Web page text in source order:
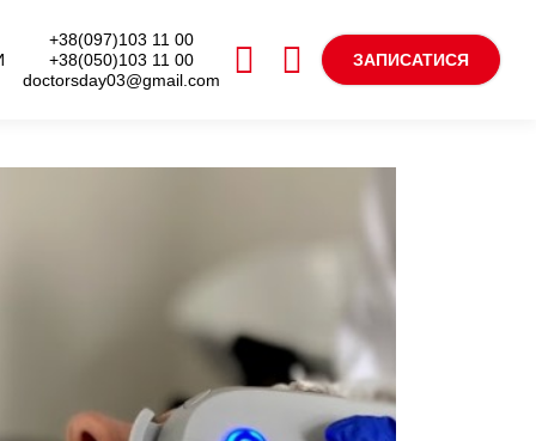
+38(097)103 11 00
+38(050)103 11 00
doctorsday03@gmail.com
ЗАПИСАТИСЯ